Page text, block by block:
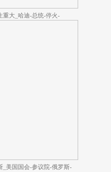
重大_哈迪-总统-停火-
_美国国会-参议院-俄罗斯-